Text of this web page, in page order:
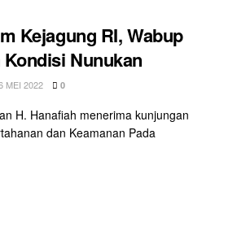
Kejagung RI, Wabup
Nunukan
MEI 2022 0
H. Hanafiah menerima kunjungan
dan Keamanan Pada